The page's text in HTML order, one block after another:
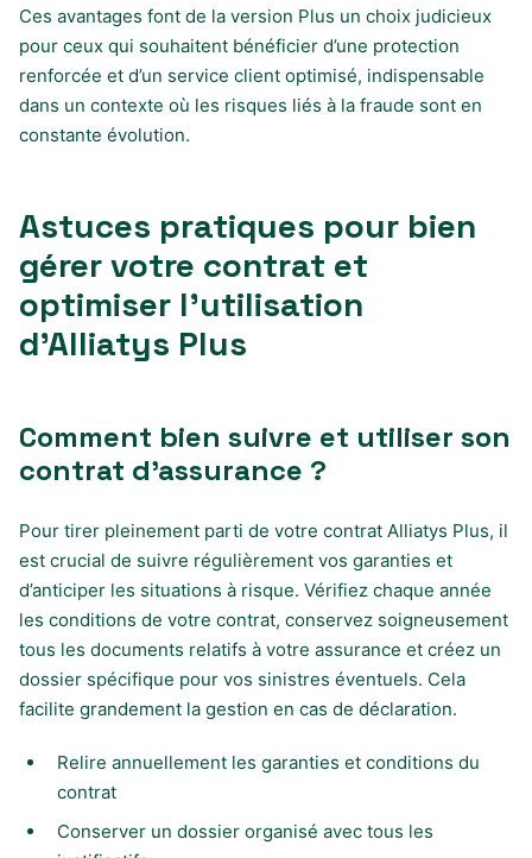
Ces avantages font de la version Plus un choix judicieux
pour ceux qui souhaitent bénéficier d’une protection
renforcée et d’un service client optimisé, indispensable
dans un contexte où les risques liés à la fraude sont en
constante évolution.
Astuces pratiques pour bien
gérer votre contrat et
optimiser l’utilisation
d’Alliatys Plus
Comment bien suivre et utiliser son
contrat d’assurance ?
Pour tirer pleinement parti de votre contrat Alliatys Plus, il
est crucial de suivre régulièrement vos garanties et
d’anticiper les situations à risque. Vérifiez chaque année
les conditions de votre contrat, conservez soigneusement
tous les documents relatifs à votre assurance et créez un
dossier spécifique pour vos sinistres éventuels. Cela
facilite grandement la gestion en cas de déclaration.
Relire annuellement les garanties et conditions du
contrat
Conserver un dossier organisé avec tous les